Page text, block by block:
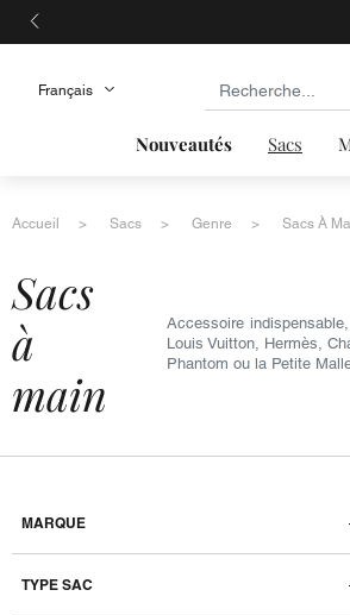
Nouveautés Sacs
Accueil Sacs Genre Sacs À
sacs
à
main
Accessoire
Louis Vuitton, Hermès,
Phantom ou la Petite
MARQUE
TYPE SAC